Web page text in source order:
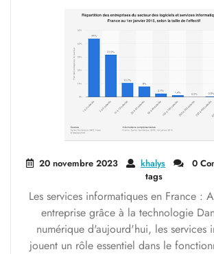
les
20 novembre 2023 khalys 0
tags
Les services informatiques en France :
entreprise grâce à la technologie
numérique d'aujourd'hui, les services
jouent un rôle essentiel dans le